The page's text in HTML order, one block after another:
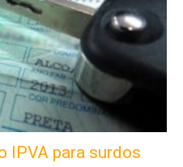
IPVA para surdos